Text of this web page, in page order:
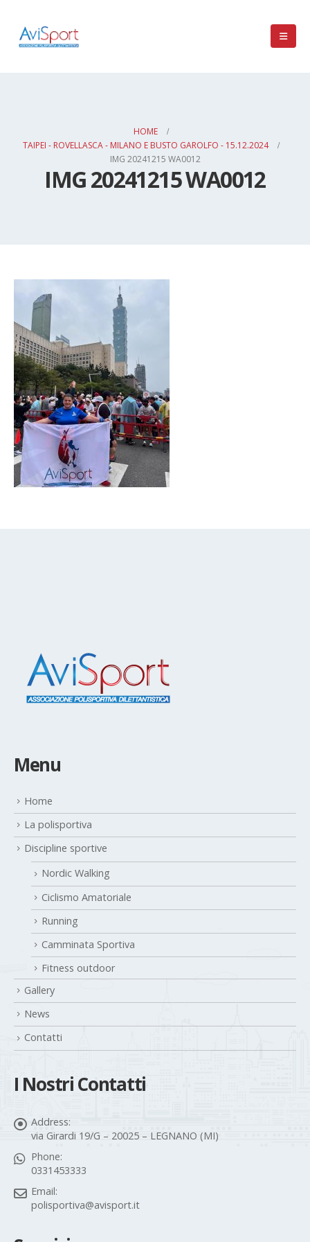
HOME
TAIPEI - ROVELLASCA - MILANO E BUSTO GAROLFO - 15.12.2024
IMG 20241215 WA0012
IMG 20241215 WA0012
Menu
Home
La polisportiva
Discipline sportive
Nordic Walking
Ciclismo Amatoriale
Running
Camminata Sportiva
Fitness outdoor
Gallery
News
Contatti
I Nostri Contatti
Address:
via Girardi 19/G – 20025 – LEGNANO (MI)
Phone:
0331453333
Email:
polisportiva@avisport.it